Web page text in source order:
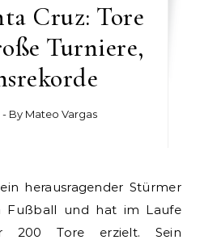
Cruz: Tore
Turniere,
- By Mateo Vargas
Fußball und hat im Laufe
200 Tore erzielt. Sein